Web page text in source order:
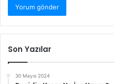
Son Yazılar
30 Mayıs 2024